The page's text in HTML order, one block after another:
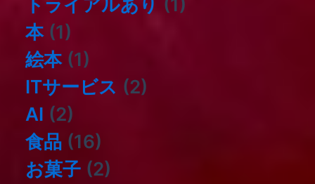
本(1)
絵本(1)
ITサービス (2)
AI (2)
食品 (16)
お菓子 (2)